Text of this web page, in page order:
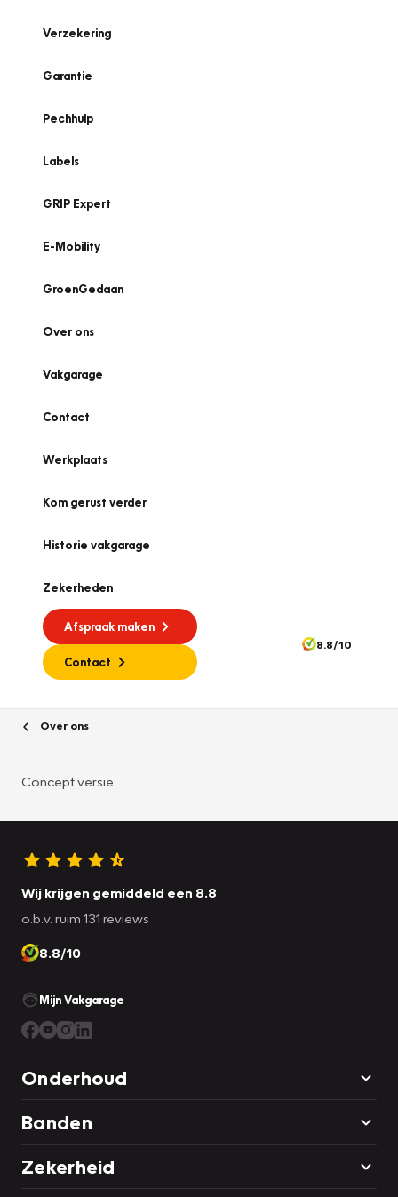
Verzekering
Garantie
Pechhulp
Labels
GRIP Expert
E-Mobility
GroenGedaan
Over ons
Vakgarage
Contact
Werkplaats
Kom gerust verder
Historie vakgarage
Zekerheden
Afspraak maken
Contact
8.8/10
Over ons
Concept versie.
Wij krijgen gemiddeld een 8.8
o.b.v. ruim 131 reviews
8.8/10
Mijn Vakgarage
Onderhoud
Banden
Zekerheid